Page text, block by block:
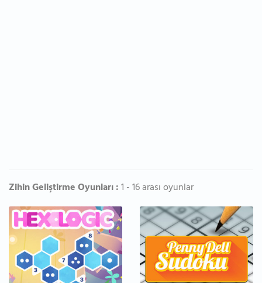
Zihin Geliştirme Oyunları :1 - 16 arası oyunlar